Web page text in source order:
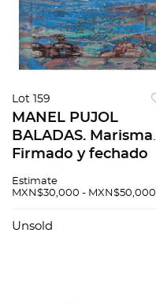
Lot 159
MANEL PUJOL
BALADAS. Marisma.
Firmado y fechado
Acrílico, polvo de
sobre madera. 80 x
Estimate
MXN$30,000 - MXN$50,000
Unsold